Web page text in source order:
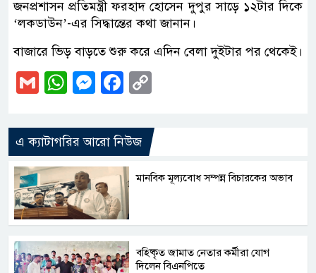
জনপ্রশাসন প্রতিমন্ত্রী ফরহাদ হোসেন দুপুর সাড়ে ১২টার দিকে
‘লকডাউন’-এর সিদ্ধান্তের কথা জানান।
বাজারে ভিড় বাড়তে শুরু করে এদিন বেলা দুইটার পর থেকেই।
GmailWhatsApp
Messenger
Facebook
এ ক্যাটাগরির আরো নিউজ
মানবিক মূল্যবোধ সম্পন্ন বিচারকের অভাব
বহিষ্কৃত জামাত নেতার কর্মীরা যোগ
দিলেন বিএনপিতে